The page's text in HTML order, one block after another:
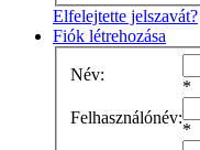
Elfelejtette jelszavát?
Fiók létrehozása
Név:
*
Felhasználónév:
*